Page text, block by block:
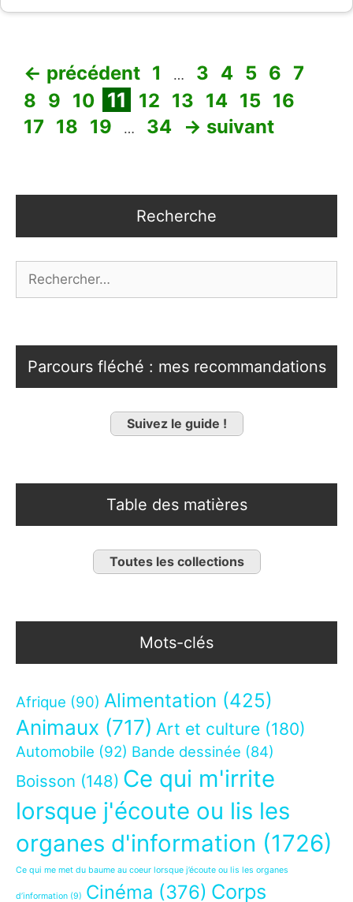
← précédent Page
1 … Page
3 Page
4 Page
5 Page
6 Page
7
8 Page
9 Page
10 Page
11 Page
12 Page
13 Page
14 Page
15 Page
16
17 Page
18 Page
19 … Page
34 → suivant
Recherche
Parcours fléché : mes recommandations
Suivez le guide !
Table des matières
Toutes les collections
Mots-clés
Afrique (90) Alimentation (425)
Animaux (717) Art et culture (180)
Automobile (92) Bande dessinée (84)
Boisson (148) Ce qui m'irrite
lorsque j'écoute ou lis les
organes d'information (1726)
Ce qui me met du baume au coeur lorsque j’écoute ou lis les organes
d’information (9) Cinéma (376) Corps